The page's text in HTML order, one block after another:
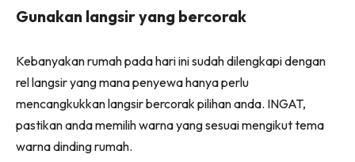
Ilham Impiana Inspirasi Selebriti
Casa Impiana
Impiana MakeOver
Lahar Dekor
Sembang Dekor
Sembang Laman
Gunakan langsir yang bercorak
Kebanyakan rumah pada hari ini sudah dilengkapi dengan
rel langsir yang mana penyewa hanya perlu
mencangkukkan langsir bercorak pilihan anda. INGAT,
pastikan anda memilih warna yang sesuai mengikut tema
warna dinding rumah.